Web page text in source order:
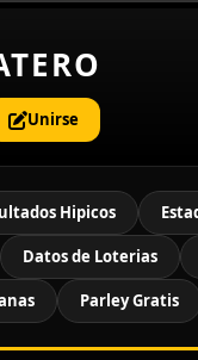
Unirse
Hipicos
Datos de Loterias
Parley Gratis